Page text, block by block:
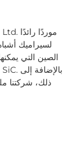
لسيراميك
الصين التي
ذلك، شركتنا